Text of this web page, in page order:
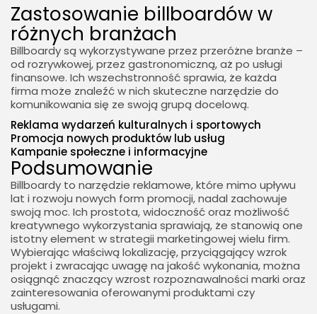
Zastosowanie billboardów w
różnych branżach
Billboardy są wykorzystywane przez przeróżne branże –
od rozrywkowej, przez gastronomiczną, aż po usługi
finansowe. Ich wszechstronność sprawia, że każda
firma może znaleźć w nich skuteczne narzędzie do
komunikowania się ze swoją grupą docelową.
Reklama wydarzeń kulturalnych i sportowych
Promocja nowych produktów lub usług
Kampanie społeczne i informacyjne
Podsumowanie
Billboardy to narzędzie reklamowe, które mimo upływu
lat i rozwoju nowych form promocji, nadal zachowuje
swoją moc. Ich prostota, widoczność oraz możliwość
kreatywnego wykorzystania sprawiają, że stanowią one
istotny element w strategii marketingowej wielu firm.
Wybierając właściwą lokalizację, przyciągający wzrok
projekt i zwracając uwagę na jakość wykonania, można
osiągnąć znaczący wzrost rozpoznawalności marki oraz
zainteresowania oferowanymi produktami czy
usługami.